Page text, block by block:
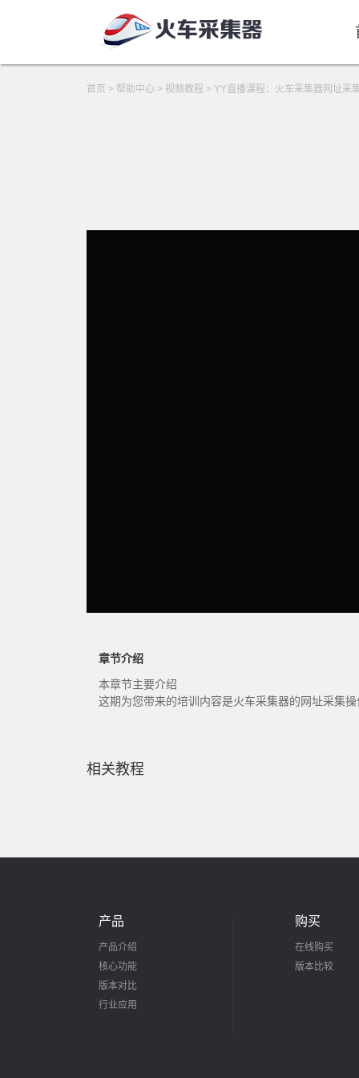
首页 > 帮助中心 > 视频教程 > YY直播课程：火车采集器网址采
章节介绍
本章节主要介绍
这期为您带来的培训内容是火车采集器的网址采集
相关教程
产品
产品介绍
核心功能
版本对比
行业应用
购买
在线购买
版本比较